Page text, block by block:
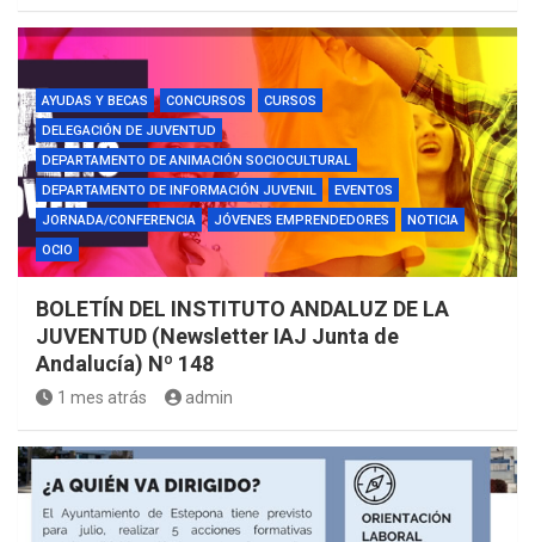
AYUDAS Y BECAS CONCURSOS
CURSOS
DELEGACIÓN DE JUVENTUD
DEPARTAMENTO DE ANIMACIÓN SOCIOCULTURAL
DEPARTAMENTO DE INFORMACIÓN JUVENIL
EVENTOS
JORNADA/CONFERENCIA
JÓVENES EMPRENDEDORES
NOTICIA
OCIO
BOLETÍN DEL INSTITUTO ANDALUZ DE LA
JUVENTUD (Newsletter IAJ Junta de
Andalucía) Nº 148
1 mes atrás admin